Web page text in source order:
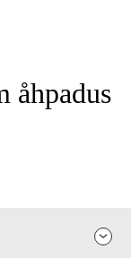
åhpadus